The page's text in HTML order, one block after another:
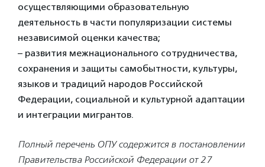
осуществляющими образовательную
деятельность в части популяризации системы
независимой оценки качества;
– развития межнационального сотрудничества,
сохранения и защиты самобытности, культуры,
языков и традиций народов Российской
Федерации, социальной и культурной адаптации
и интеграции мигрантов.
Полный перечень ОПУ содержится в постановлении
Правительства Российской Федерации от 27